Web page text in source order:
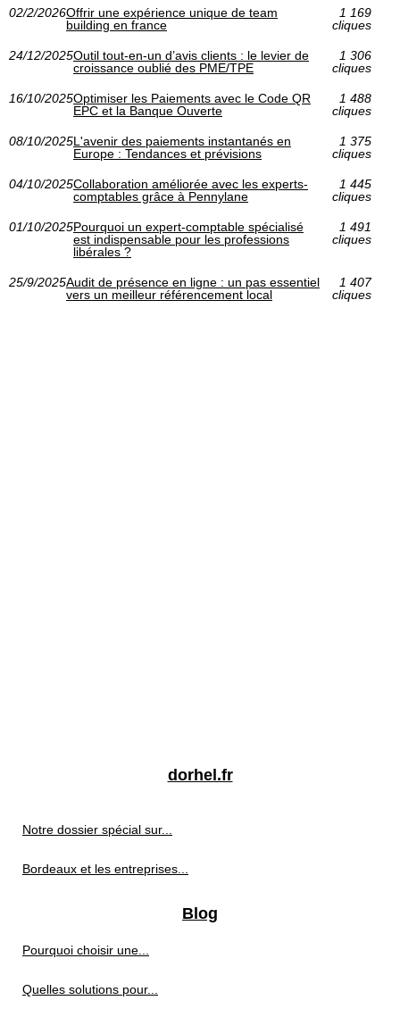
02/2/2026Offrir une expérience unique de team
building en france
1 169
cliques
24/12/2025Outil tout-en-un d’avis clients : le levier de
croissance oublié des PME/TPE
1 306
cliques
16/10/2025Optimiser les Paiements avec le Code QR
EPC et la Banque Ouverte
1 488
cliques
08/10/2025L'avenir des paiements instantanés en
Europe : Tendances et prévisions
1 375
cliques
04/10/2025Collaboration améliorée avec les experts-
comptables grâce à Pennylane
1 445
cliques
01/10/2025Pourquoi un expert-comptable spécialisé
est indispensable pour les professions
libérales ?
1 491
cliques
25/9/2025Audit de présence en ligne : un pas essentiel
vers un meilleur référencement local
1 407
cliques
dorhel.fr
Notre dossier spécial sur...
Bordeaux et les entreprises...
Blog
Pourquoi choisir une...
Quelles solutions pour...